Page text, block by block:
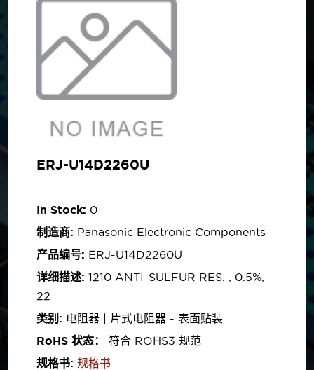
ERJ-U14D2260U
In Stock: 0
制造商: Panasonic Electronic Components
产品编号: ERJ-U14D2260U
详细描述: 1210 ANTI-SULFUR RES. , 0.5%,
22
类别: 电阻器 | 片式电阻器 - 表面贴装
RoHS 状态：
符合 ROHS3 规范
规格书: 规格书